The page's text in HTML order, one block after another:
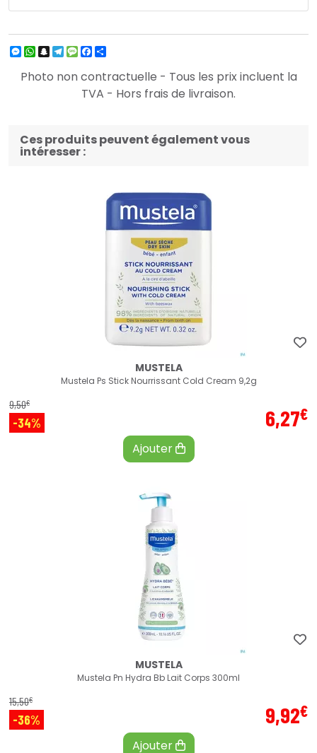
Messenger
WhatsApp
Snapchat
Telegram
Message
Facebook
Photo non contractuelle - Tous les prix incluent la
TVA - Hors frais de livraison.
Ces produits peuvent également vous
intéresser :
MUSTELA
Mustela Ps Stick Nourrissant Cold Cream 9,2g
9,50€
-34% 6,27€
Ajouter
MUSTELA
Mustela Pn Hydra Bb Lait Corps 300ml
15,50€
-36% 9,92€
Ajouter